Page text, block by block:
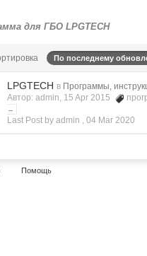
для ГБО LPGTECH
По последнему
LPGTECH в Программы,
Автор: admin, 15 Apr 2015
→
Last Post by admin ,04 Mar 2020
Помощь